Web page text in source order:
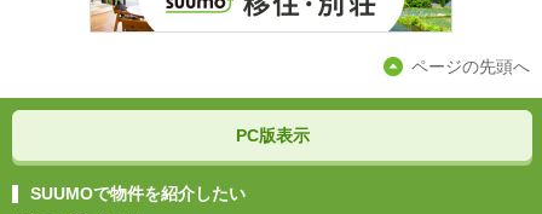
ページの先頭へ
PC版表示
SUUMOで物件を紹介したい